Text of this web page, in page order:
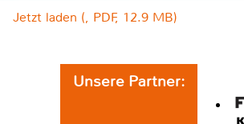
Jetzt laden (, PDF, 12.9 MB)
Unsere Partner: